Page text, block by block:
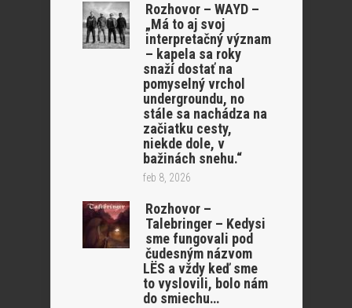
Rozhovor – WAYD –
„Má to aj svoj
interpretačný význam
– kapela sa roky
snaží dostať na
pomyselný vrchol
undergroundu, no
stále sa nachádza na
začiatku cesty,
niekde dole, v
bažinách snehu.“
feb 8, 2026
Rozhovor –
Talebringer – Kedysi
sme fungovali pod
čudesným názvom
LËS a vždy keď sme
to vyslovili, bolo nám
do smiechu…